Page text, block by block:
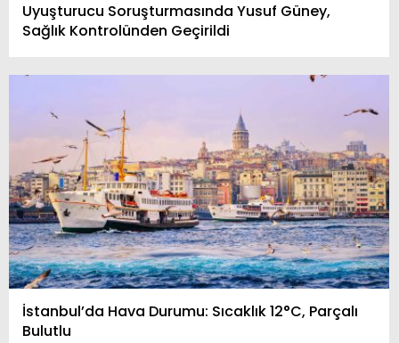
Uyuşturucu Soruşturmasında Yusuf Güney,
Sağlık Kontrolünden Geçirildi
İstanbul’da Hava Durumu: Sıcaklık 12°C, Parçalı
Bulutlu